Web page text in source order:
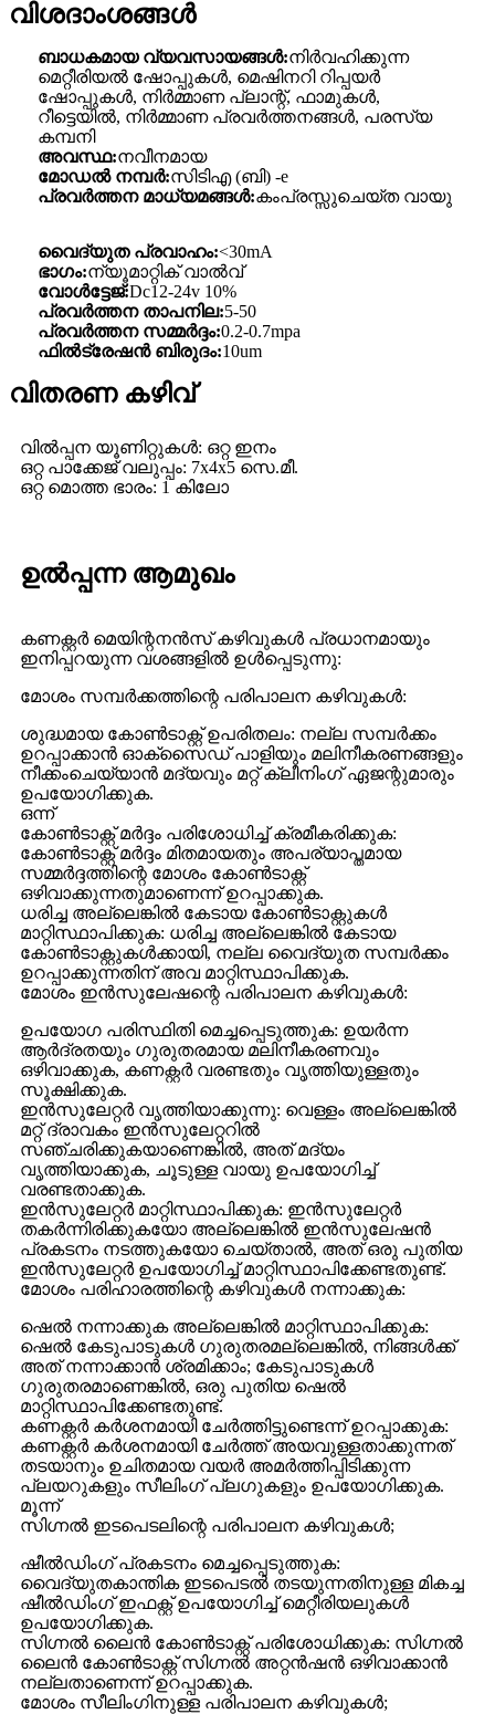
വിശദാംശങ്ങൾ
ബാധകമായ വ്യവസായങ്ങൾ:നിർവഹിക്കുന്ന
മെറ്റീരിയൽ ഷോപ്പുകൾ, മെഷിനറി റിപ്പയർ
ഷോപ്പുകൾ, നിർമ്മാണ പ്ലാന്റ്, ഫാമുകൾ,
റീട്ടെയിൽ, നിർമ്മാണ പ്രവർത്തനങ്ങൾ, പരസ്യ
കമ്പനി
അവസ്ഥ:നവീനമായ
മോഡൽ നമ്പർ:സിടിഎ (ബി) -e
പ്രവർത്തന മാധ്യമങ്ങൾ:കംപ്രസ്സുചെയ്ത വായു
വൈദ്യുത പ്രവാഹം:<30mA
ഭാഗം:ന്യൂമാറ്റിക് വാൽവ്
വോൾട്ടേജ്:Dc12-24v 10%
പ്രവർത്തന താപനില:5-50
പ്രവർത്തന സമ്മർദ്ദം:0.2-0.7mpa
ഫിൽട്രേഷൻ ബിരുദം:10um
വിതരണ കഴിവ്
വിൽപ്പന യൂണിറ്റുകൾ: ഒറ്റ ഇനം
ഒറ്റ പാക്കേജ് വലുപ്പം: 7x4x5 സെ.മീ.
ഒറ്റ മൊത്ത ഭാരം: 1 കിലോ
ഉൽപ്പന്ന ആമുഖം
കണക്റ്റർ മെയിന്റനൻസ് കഴിവുകൾ പ്രധാനമായും
ഇനിപ്പറയുന്ന വശങ്ങളിൽ ഉൾപ്പെടുന്നു:
മോശം സമ്പർക്കത്തിന്റെ പരിപാലന കഴിവുകൾ:
ശുദ്ധമായ കോൺടാക്റ്റ് ഉപരിതലം: നല്ല സമ്പർക്കം
ഉറപ്പാക്കാൻ ഓക്സൈഡ് പാളിയും മലിനീകരണങ്ങളും
നീക്കംചെയ്യാൻ മദ്യവും മറ്റ് ക്ലീനിംഗ് ഏജന്റുമാരും
ഉപയോഗിക്കുക. ‌
ഒന്ന്
കോൺടാക്റ്റ് മർദ്ദം പരിശോധിച്ച് ക്രമീകരിക്കുക:
കോൺടാക്റ്റ് മർദ്ദം മിതമായതും അപര്യാപ്തമായ
സമ്മർദ്ദത്തിന്റെ മോശം കോൺടാക്റ്റ്
ഒഴിവാക്കുന്നതുമാണെന്ന് ഉറപ്പാക്കുക.
ധരിച്ച അല്ലെങ്കിൽ കേടായ കോൺടാക്റ്റുകൾ
മാറ്റിസ്ഥാപിക്കുക: ധരിച്ച അല്ലെങ്കിൽ കേടായ
കോൺടാക്റ്റുകൾക്കായി, നല്ല വൈദ്യുത സമ്പർക്കം
ഉറപ്പാക്കുന്നതിന് അവ മാറ്റിസ്ഥാപിക്കുക.
മോശം ഇൻസുലേഷന്റെ പരിപാലന കഴിവുകൾ:
ഉപയോഗ പരിസ്ഥിതി മെച്ചപ്പെടുത്തുക: ഉയർന്ന
ആർദ്രതയും ഗുരുതരമായ മലിനീകരണവും
ഒഴിവാക്കുക, കണക്റ്റർ വരണ്ടതും വൃത്തിയുള്ളതും
സൂക്ഷിക്കുക. ‌
ഇൻസുലേറ്റർ വൃത്തിയാക്കുന്നു: വെള്ളം അല്ലെങ്കിൽ
മറ്റ് ദ്രാവകം ഇൻസുലേറ്ററിൽ
സഞ്ചരിക്കുകയാണെങ്കിൽ, അത് മദ്യം
വൃത്തിയാക്കുക, ചൂടുള്ള വായു ഉപയോഗിച്ച്
വരണ്ടതാക്കുക.
ഇൻസുലേറ്റർ മാറ്റിസ്ഥാപിക്കുക: ഇൻസുലേറ്റർ
തകർന്നിരിക്കുകയോ അല്ലെങ്കിൽ ഇൻസുലേഷൻ
പ്രകടനം നടത്തുകയോ ചെയ്താൽ, അത് ഒരു പുതിയ
ഇൻസുലേറ്റർ ഉപയോഗിച്ച് മാറ്റിസ്ഥാപിക്കേണ്ടതുണ്ട്.
മോശം പരിഹാരത്തിന്റെ കഴിവുകൾ നന്നാക്കുക:
ഷെൽ നന്നാക്കുക അല്ലെങ്കിൽ മാറ്റിസ്ഥാപിക്കുക:
ഷെൽ കേടുപാടുകൾ ഗുരുതരമല്ലെങ്കിൽ, നിങ്ങൾക്ക്
അത് നന്നാക്കാൻ ശ്രമിക്കാം; കേടുപാടുകൾ
ഗുരുതരമാണെങ്കിൽ, ഒരു പുതിയ ഷെൽ
മാറ്റിസ്ഥാപിക്കേണ്ടതുണ്ട്.
കണക്റ്റർ കർശനമായി ചേർത്തിട്ടുണ്ടെന്ന് ഉറപ്പാക്കുക:
കണക്റ്റർ കർശനമായി ചേർത്ത് അയവുള്ളതാക്കുന്നത്
തടയാനും ഉചിതമായ വയർ അമർത്തിപ്പിടിക്കുന്ന
പ്ലയറുകളും സീലിംഗ് പ്ലഗുകളും ഉപയോഗിക്കുക. ‌
മൂന്ന്
സിഗ്നൽ ഇടപെടലിന്റെ പരിപാലന കഴിവുകൾ;
ഷീൽഡിംഗ് പ്രകടനം മെച്ചപ്പെടുത്തുക:
വൈദ്യുതകാന്തിക ഇടപെടൽ തടയുന്നതിനുള്ള മികച്ച
ഷീൽഡിംഗ് ഇഫക്റ്റ് ഉപയോഗിച്ച് മെറ്റീരിയലുകൾ
ഉപയോഗിക്കുക.
സിഗ്നൽ ലൈൻ കോൺടാക്റ്റ് പരിശോധിക്കുക: സിഗ്നൽ
ലൈൻ കോൺടാക്റ്റ് സിഗ്നൽ അറ്റൻഷൻ ഒഴിവാക്കാൻ
നല്ലതാണെന്ന് ഉറപ്പാക്കുക.
മോശം സീലിംഗിനുള്ള പരിപാലന കഴിവുകൾ;